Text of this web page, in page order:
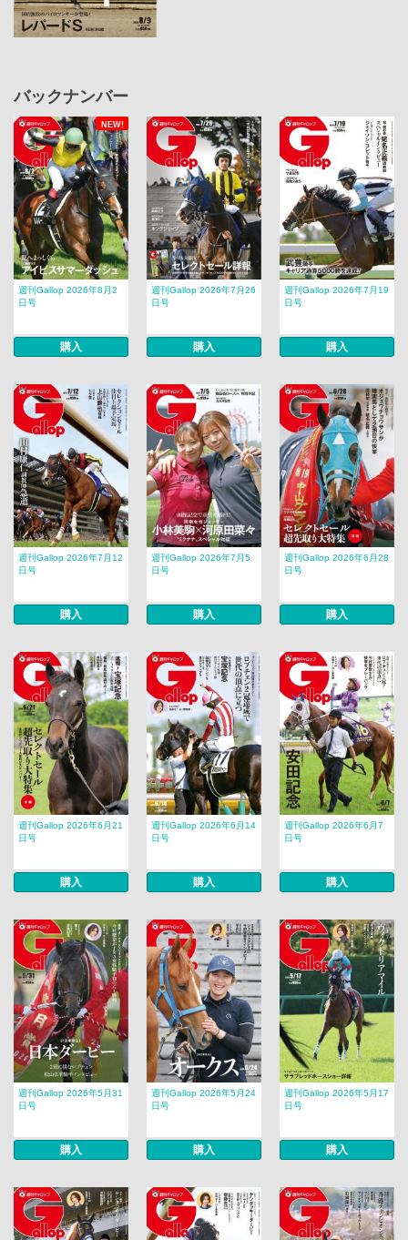
バックナンバー
NEW!
週刊Gallop 2026年8月2
日号
購入
週刊Gallop 2026年7月26
日号
購入
週刊Gallop 2026年7月19
日号
購入
週刊Gallop 2026年7月12
日号
購入
週刊Gallop 2026年7月5
日号
購入
週刊Gallop 2026年6月28
日号
購入
週刊Gallop 2026年6月21
日号
購入
週刊Gallop 2026年6月14
日号
購入
週刊Gallop 2026年6月7
日号
購入
週刊Gallop 2026年5月31
日号
購入
週刊Gallop 2026年5月24
日号
購入
週刊Gallop 2026年5月17
日号
購入